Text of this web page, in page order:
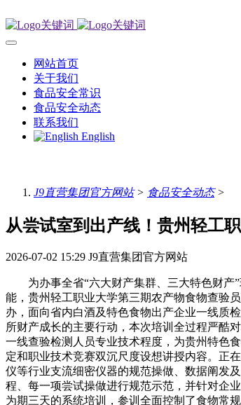
网站首页
关于我们
食品安全常识
食品安全动态
联系我们
English
J9直营集团官方网站> 食品安全动态>
从尝试室到出产线！贵州轻工
2026-07-02 15:29 J9直营集团官方网站
为办事全省“六大财产集群、三大特色财产”
能，贵州轻工职业大学第三期农产物食物查验
办，面向省内白酒及特色食物出产企业一线质
所财产成长的主要行动，本次培训全过程严酷
一线查验检测人员专业技术程度，为贵州特色
定和职业技术竞赛双沉尺度设想讲授内容。正
仪等行业支流细密仪器的规范操做、数据阐发
程、每一项尝试操做进行规范示范，并针对企
为期三天的系统培训，参训全面控制了食物常